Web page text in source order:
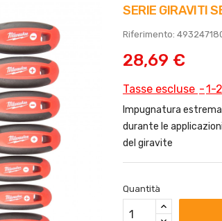
SERIE GIRAVITI
Riferimento:
28,69 €
Tasse escluse 1-
Impugnatura
durante le
del giravite
Quantità